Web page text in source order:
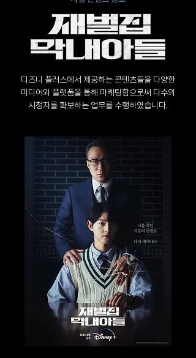
디즈니 플러스에서 제공하는 콘텐츠들을 다양한
미디어와 플랫폼을 통해 마케팅함으로써 다수의
시청자를 확보하는 업무를 수행하였습니다.